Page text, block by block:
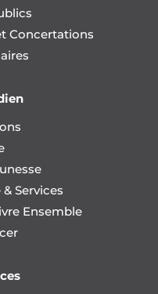
Concertations
Services
Ensemble